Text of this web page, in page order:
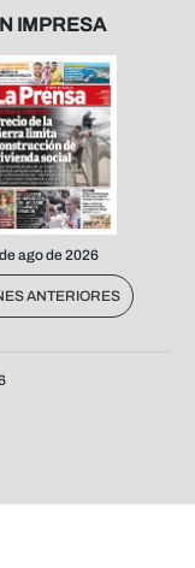
IMPRESA
ago de 2026
ANTERIORES